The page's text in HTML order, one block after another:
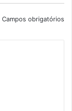
Campos obrigatórios